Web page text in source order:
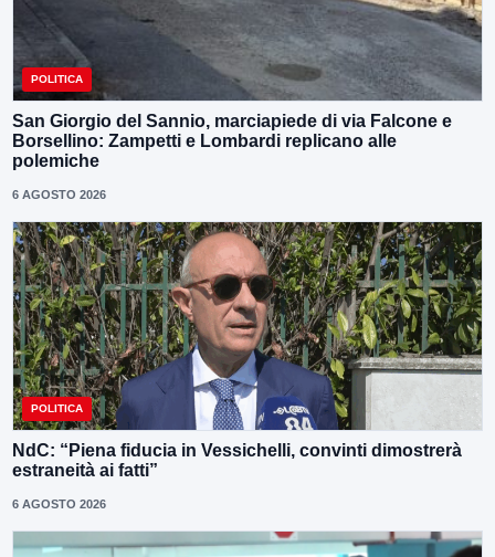
POLITICA
San Giorgio del Sannio, marciapiede di via Falcone e
Borsellino: Zampetti e Lombardi replicano alle
polemiche
6 AGOSTO 2026
POLITICA
NdC: “Piena fiducia in Vessichelli, convinti dimostrerà
estraneità ai fatti”
6 AGOSTO 2026